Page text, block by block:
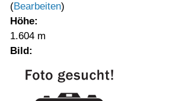
(Bearbeiten)
Höhe:
1.604 m
Bild: